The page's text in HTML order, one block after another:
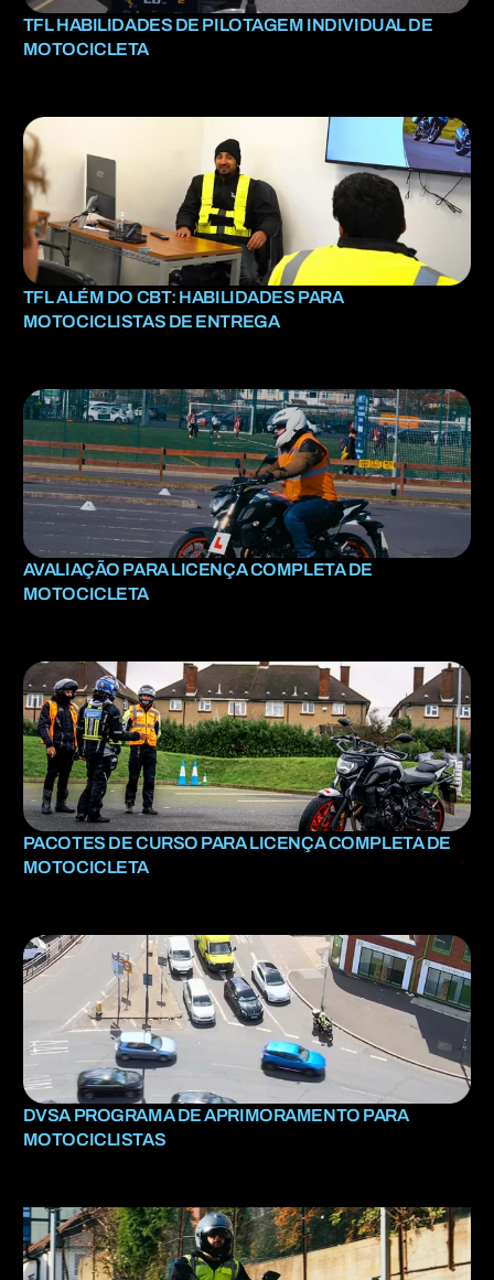
TFL HABILIDADES DE PILOTAGEM INDIVIDUAL DE
MOTOCICLETA
TFL ALÉM DO CBT: HABILIDADES PARA
MOTOCICLISTAS DE ENTREGA
AVALIAÇÃO PARA LICENÇA COMPLETA DE
MOTOCICLETA
PACOTES DE CURSO PARA LICENÇA COMPLETA DE
MOTOCICLETA
DVSA PROGRAMA DE APRIMORAMENTO PARA
MOTOCICLISTAS